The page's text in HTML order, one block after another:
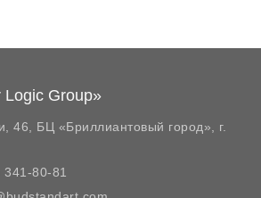
Group»
46, БЦ «Бриллиантовый город»,
г.
80-81